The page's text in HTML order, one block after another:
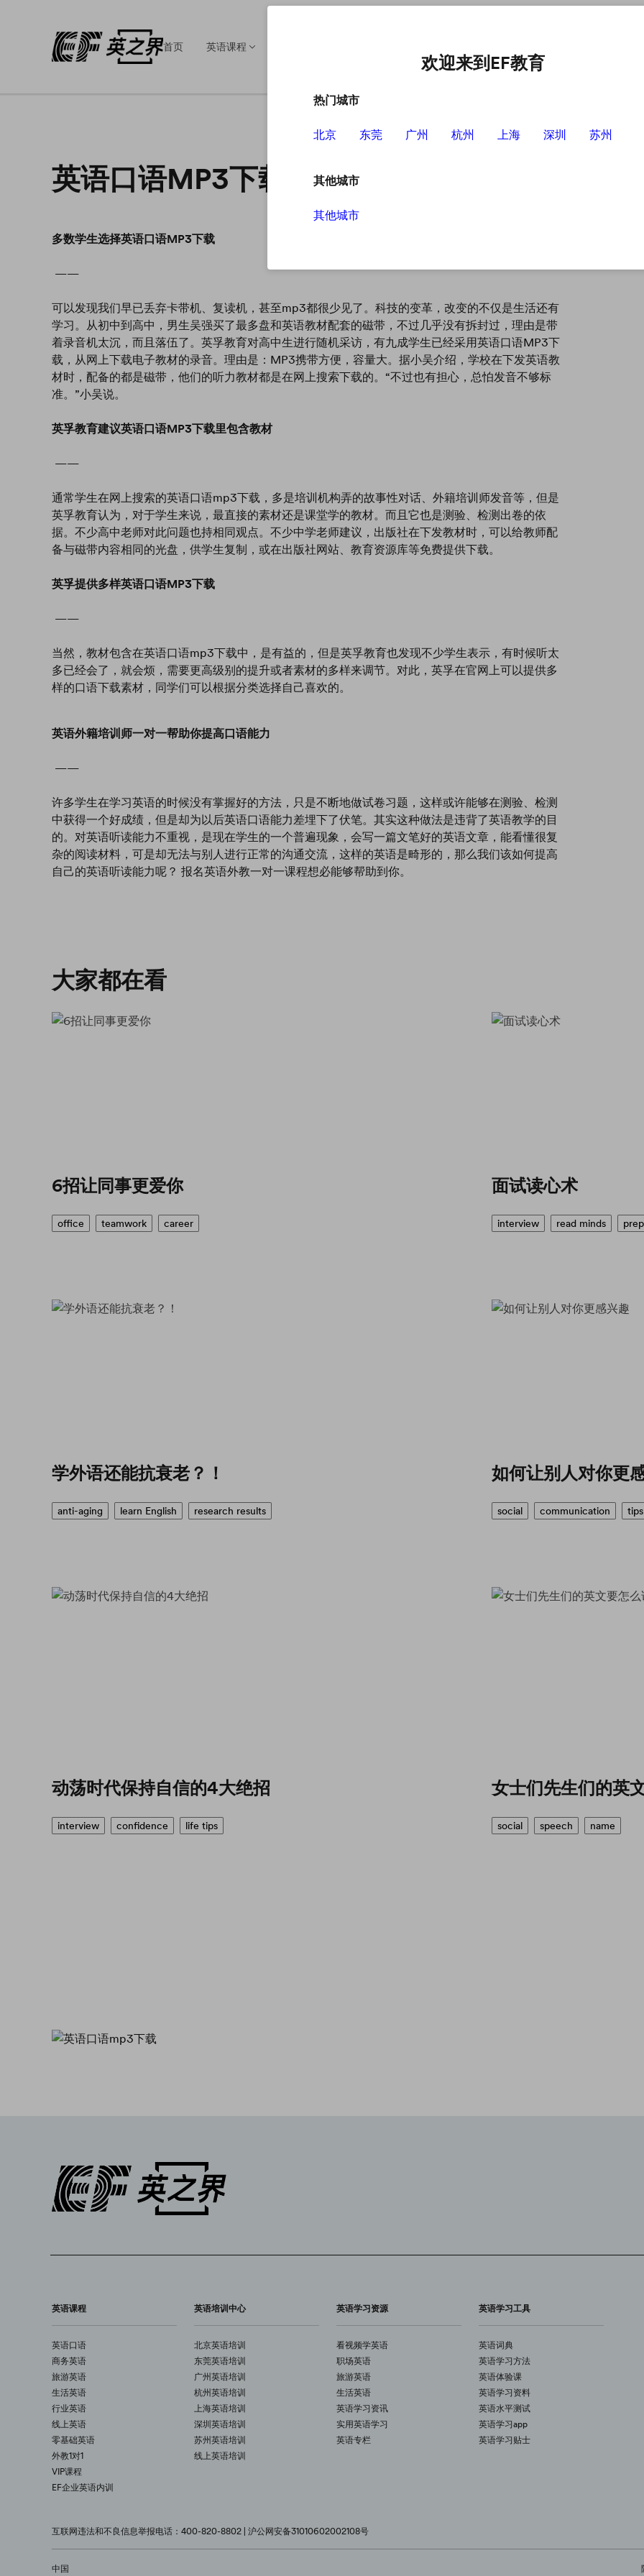
首页 英语课程
英语口语MP3下载
多数学生选择英语口语MP3下载
——
可以发现我们早已丢弃卡带机、复读机，甚至mp3都很少见了。科技的变革，改变的不仅是生活还有
学习。从初中到高中，男生吴强买了最多盘和英语教材配套的磁带，不过几乎没有拆封过，理由是带
着录音机太沉，而且落伍了。英孚教育对高中生进行随机采访，有九成学生已经采用英语口语MP3下
载，从网上下载电子教材的录音。理由是：MP3携带方便，容量大。据小吴介绍，学校在下发英语教
材时，配备的都是磁带，他们的听力教材都是在网上搜索下载的。“不过也有担心，总怕发音不够标
准。”小吴说。
英孚教育建议英语口语MP3下载里包含教材
——
通常学生在网上搜索的英语口语mp3下载，多是培训机构弄的故事性对话、外籍培训师发音等，但是
英孚教育认为，对于学生来说，最直接的素材还是课堂学的教材。而且它也是测验、检测出卷的依
据。不少高中老师对此问题也持相同观点。不少中学老师建议，出版社在下发教材时，可以给教师配
备与磁带内容相同的光盘，供学生复制，或在出版社网站、教育资源库等免费提供下载。
英孚提供多样英语口语MP3下载
——
当然，教材包含在英语口语mp3下载中，是有益的，但是英孚教育也发现不少学生表示，有时候听太
多已经会了，就会烦，需要更高级别的提升或者素材的多样来调节。对此，英孚在官网上可以提供多
样的口语下载素材，同学们可以根据分类选择自己喜欢的。
英语外籍培训师一对一帮助你提高口语能力
——
许多学生在学习英语的时候没有掌握好的方法，只是不断地做试卷习题，这样或许能够在测验、检测
中获得一个好成绩，但是却为以后英语口语能力差埋下了伏笔。其实这种做法是违背了英语教学的目
的。对英语听读能力不重视，是现在学生的一个普遍现象，会写一篇文笔好的英语文章，能看懂很复
杂的阅读材料，可是却无法与别人进行正常的沟通交流，这样的英语是畸形的，那么我们该如何提高
自己的英语听读能力呢？ 报名英语外教一对一课程想必能够帮助到你。
大家都在看
6招让同事更爱你
office teamwork career
面试读心术
interview read minds
学外语还能抗衰老？！
anti-aging learn English research results
如何让别人对你更
social communication tips
动荡时代保持自信的4大绝招
interview confidence life tips
女士们先生们的英
social speech name
英语课程
英语口语
商务英语
旅游英语
生活英语
行业英语
线上英语
零基础英语
外教1对1
VIP课程
EF企业英语内训
英语培训中心
北京英语培训
东莞英语培训
广州英语培训
杭州英语培训
上海英语培训
深圳英语培训
苏州英语培训
线上英语培训
英语学习资源
看视频学英语
职场英语
旅游英语
生活英语
英语学习资讯
实用英语学习
英语专栏
英语学习工具
英语词典
英语学习方法
英语体验课
英语学习资料
英语水平测试
英语学习app
英语学习贴士
互联网违法和不良信息举报电话：400-820-8802 | 沪公网安备31010602002108号
中国
欢迎来到EF教育
热门城市
北京 东莞 广州 杭州 上海 深圳 苏州
其他城市
其他城市